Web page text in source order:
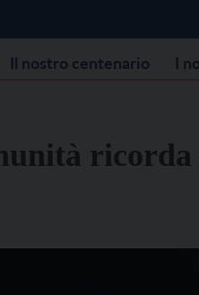
Il nostro centenario I
ricorda